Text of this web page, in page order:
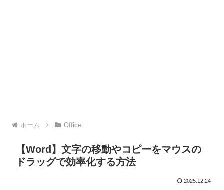
ホーム Office
【Word】文字の移動やコピーをマウスの
ドラッグで効率化する方法
2025.12.24